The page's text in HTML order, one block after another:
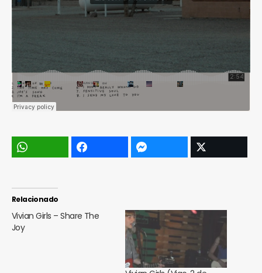
Relacionado
Vivian Girls – Share The
Joy